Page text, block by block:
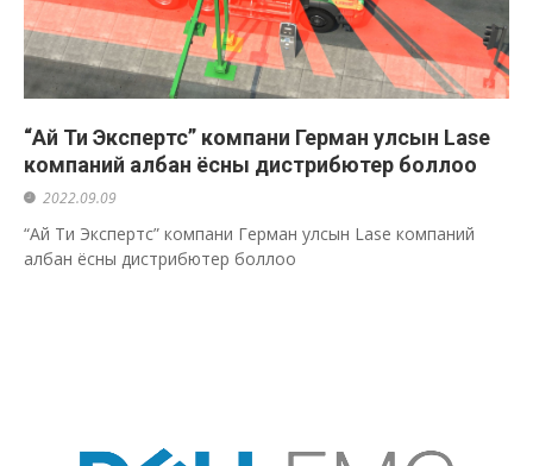
“Ай Ти Экспертс” компани Герман улсын Lase
компаний албан ёсны дистрибютер боллоо
2022.09.09
“Ай Ти Экспертс” компани Герман улсын Lase компаний
албан ёсны дистрибютер боллоо